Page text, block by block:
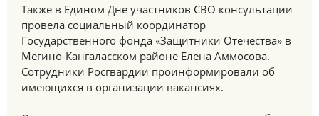
Также в Едином Дне участников СВО консультации
провела социальный координатор
Государственного фонда «Защитники Отечества» в
Мегино-Кангаласском районе Елена Аммосова.
Сотрудники Росгвардии проинформировали об
имеющихся в организации вакансиях.